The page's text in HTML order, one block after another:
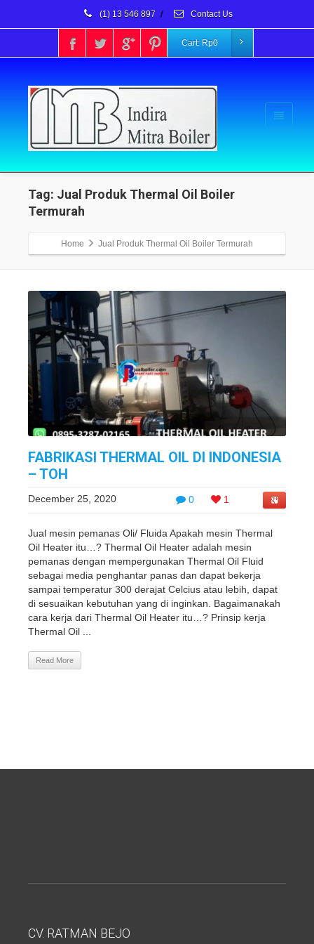
(1) 13 546 897 / Contact Us
Cart: Rp0
Tag: Jual Produk Thermal Oil Boiler
Termurah
Home Jual Produk Thermal Oil Boiler Termurah
FABRIKASI THERMAL OIL DI INDONESIA
– TOH
0 1
December 25, 2020
Jual mesin pemanas Oli/ Fluida Apakah mesin Thermal
Oil Heater itu…? Thermal Oil Heater adalah mesin
pemanas dengan mempergunakan Thermal Oil Fluid
sebagai media penghantar panas dan dapat bekerja
sampai temperatur 300 derajat Celcius atau lebih, dapat
di sesuaikan kebutuhan yang di inginkan. Bagaimanakah
cara kerja dari Thermal Oil Heater itu…? Prinsip kerja
Thermal Oil ...
Read More
CV. RATMAN BEJO